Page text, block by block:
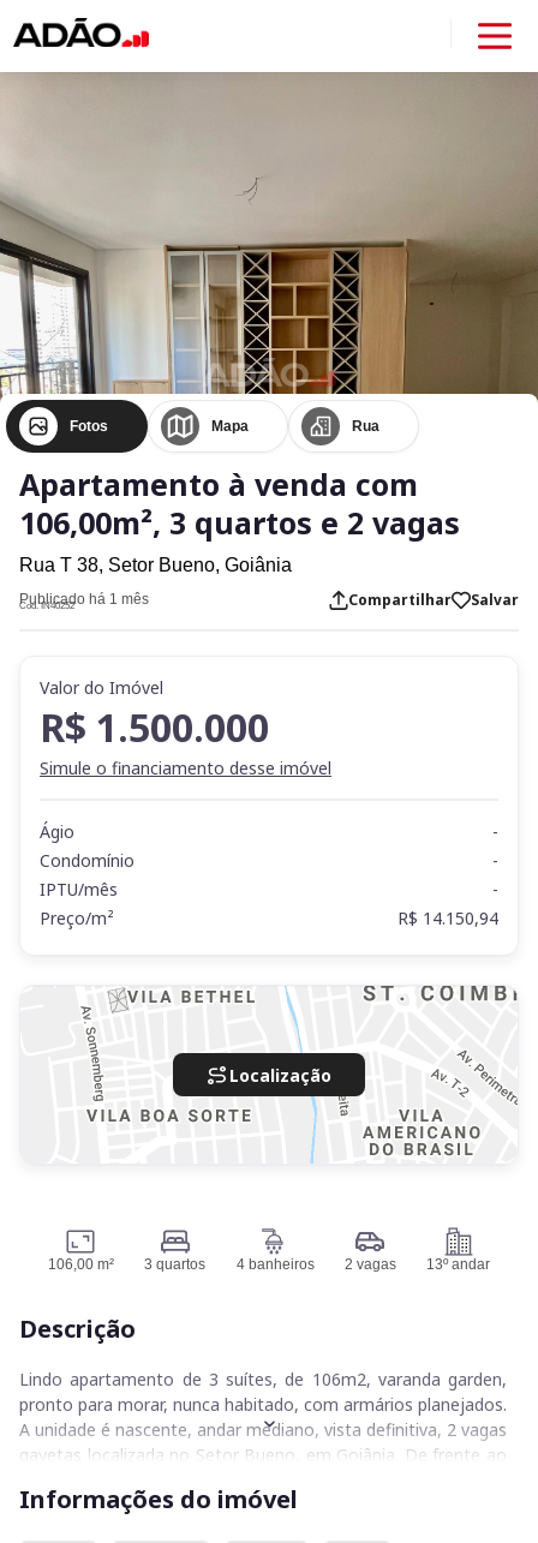
Fotos Mapa Rua
Apartamento à venda com
106,00m², 3 quartos e 2 vagas
Rua T 38, Setor Bueno, Goiânia
Publicado há 1 mês
Cod. IN40252 Compartilhar Salvar
Valor do Imóvel
R$ 1.500.000
Simule o financiamento desse imóvel
Ágio
-
Condomínio
-
IPTU/mês
-
Preço/m²
R$ 14.150,94
Localização
106,00 m² 3 quartos 4 banheiros 2 vagas 13º andar
Descrição
Lindo apartamento de 3 suítes, de 106m2, varanda garden,
pronto para morar, nunca habitado, com armários planejados.
A unidade é nascente, andar mediano, vista definitiva, 2 vagas
gavetas localizada no Setor Bueno, em Goiânia. De frente ao
dos melhores colégios de Goiânia.
Informações do imóvel